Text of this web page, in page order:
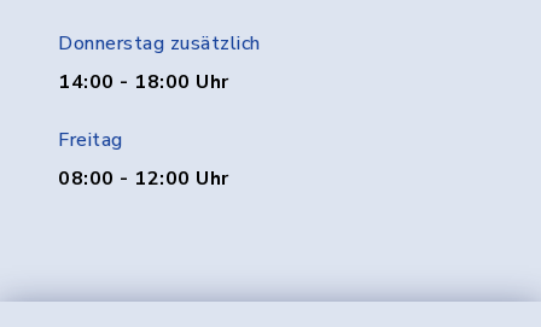
Donnerstag zusätzlich
14:00 - 18:00 Uhr
Freitag
08:00 - 12:00 Uhr